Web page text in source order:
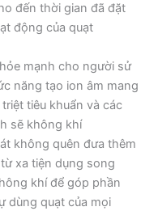
đến thời gian đã đặt
động của quạt
mạnh cho người sử
năng tạo ion âm mang
tiêu khuẩn và các
sẽ không khí
không quên đưa thêm
xa tiện dụng song
khí để góp phần
dùng quạt của mọi